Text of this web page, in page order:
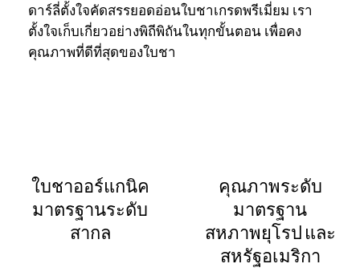
ดาร์ลี่ตั้งใจคัดสรรยอดอ่อนใบชาเกรดพรีเมี่ยม เรา
ตั้งใจเก็บเกี่ยวอย่างพิถีพิถันในทุกขั้นตอน เพื่อคง
คุณภาพที่ดีที่สุดของใบชา
ใบชาออร์แกนิค
มาตรฐานระดับ
สากล
คุณภาพระดับ
มาตรฐาน
สหภาพยุโรป และ
สหรัฐอเมริกา